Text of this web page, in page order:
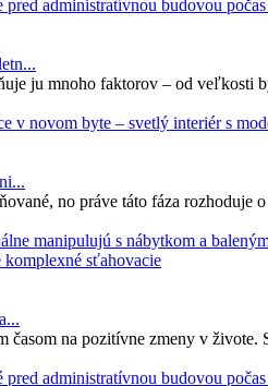
ju mnoho faktorov – od
no práve táto fáza rozhoduje
časom na pozitívne zmeny v